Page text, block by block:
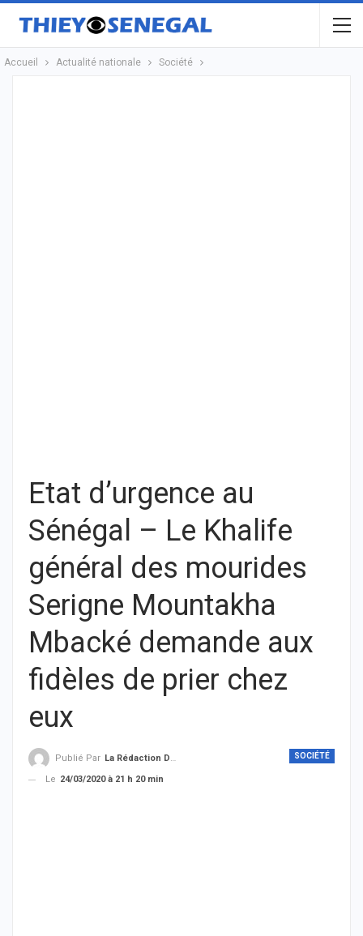
Accueil Actualité nationale Société
Etat d’urgence au
Sénégal – Le Khalife
général des mourides
Serigne Mountakha
Mbacké demande aux
fidèles de prier chez
eux
SOCIÉTÉ
Publié Par La Rédaction De THIEYSENEGAL.com
Le 24/03/2020 à 21 h 20 min